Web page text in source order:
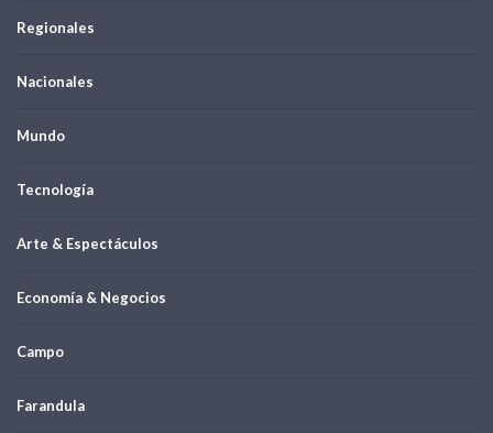
Regionales
Nacionales
Mundo
Tecnología
Arte & Espectáculos
Economía & Negocios
Campo
Farandula